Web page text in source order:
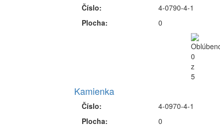
Číslo:
Plocha:
4-0790-4-1
0
Kamienka
Číslo:
Plocha:
4-0970-4-1
0